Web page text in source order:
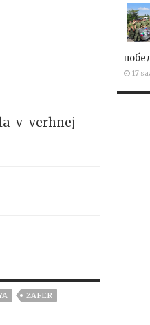
v-verhnej-
ZAFER
17